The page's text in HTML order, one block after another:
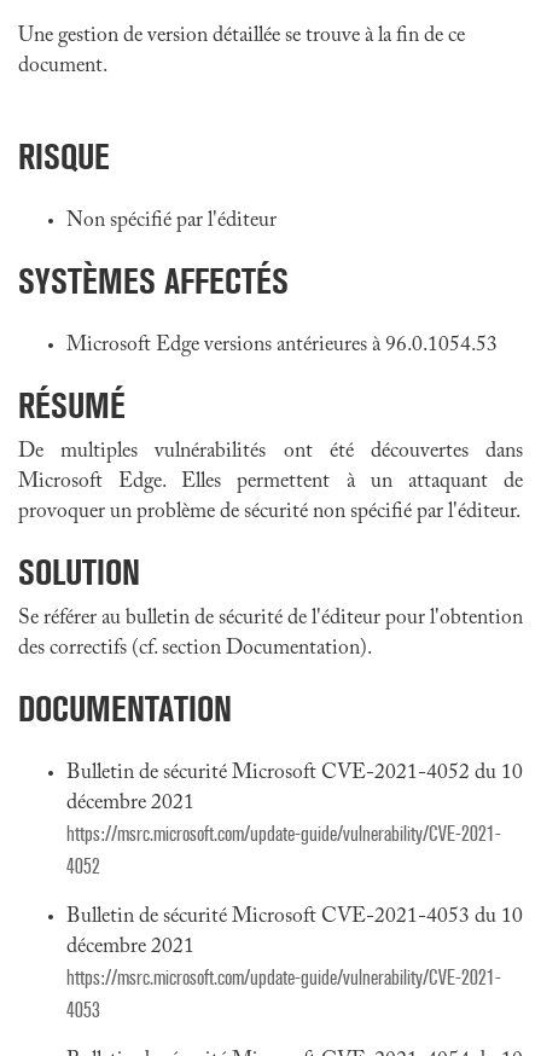
Une gestion de version détaillée se trouve à la fin de ce
document.
RISQUE
Non spécifié par l'éditeur
SYSTÈMES AFFECTÉS
Microsoft Edge versions antérieures à 96.0.1054.53
RÉSUMÉ
De multiples vulnérabilités ont été découvertes dans
Microsoft Edge. Elles permettent à un attaquant de
provoquer un problème de sécurité non spécifié par l'éditeur.
SOLUTION
Se référer au bulletin de sécurité de l'éditeur pour l'obtention
des correctifs (cf. section Documentation).
DOCUMENTATION
Bulletin de sécurité Microsoft CVE-2021-4052 du 10
décembre 2021
https://msrc.microsoft.com/update-guide/vulnerability/CVE-2021-
4052
Bulletin de sécurité Microsoft CVE-2021-4053 du 10
décembre 2021
https://msrc.microsoft.com/update-guide/vulnerability/CVE-2021-
4053